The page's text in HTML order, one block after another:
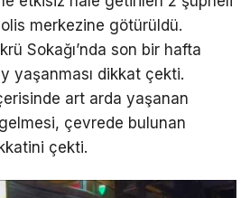
merkezine götürüldü.
Sokağı’nda son bir hafta
yaşanması dikkat çekti.
art arda yaşanan
çevrede bulunan
çekti.